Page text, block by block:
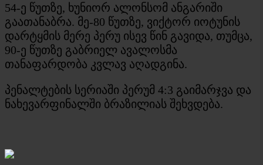
54-ე წუთზე, ხუნიორ ალონსომ ანგარიში
გაათანაბრა. მე-80 წუთზე, ვიქტორ იოტუნის
დარტყმის მერე პერუ ისევ წინ გავიდა, თუმცა,
90-ე წუთზე გაბრიელ ავალოსმა
თანაფარდობა კვლავ აღადგინა.
პენალტების სერიაში პერუმ 4:3 გაიმარჯვა და
ნახევარფინალში ბრაზილიას შეხვდება.